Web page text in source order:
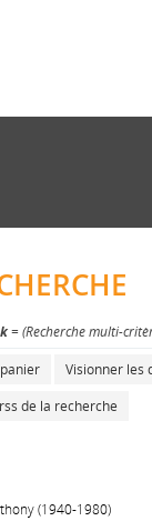
= (Recherche multi-
Visionner les
de la recherche
(1940-1980)